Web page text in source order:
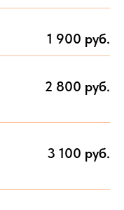
1 900 руб.
2 800 руб.
3 100 руб.